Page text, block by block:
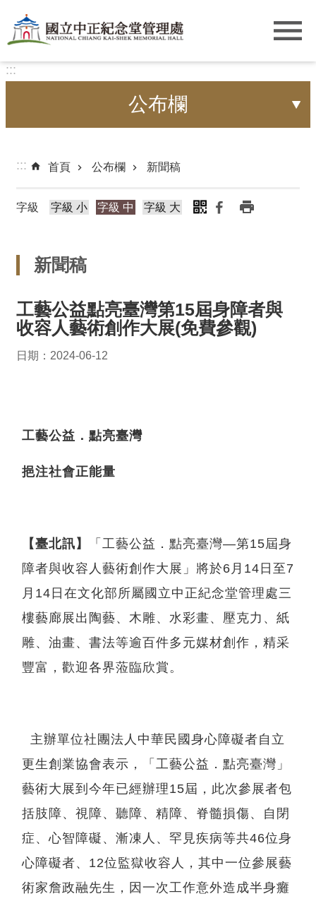
跳到主要內容區塊
:::
公布欄
::: 首頁 公布欄 新聞稿
字級 字級 小 字級 中 字級 大
新聞稿
工藝公益點亮臺灣第15屆身障者與
收容人藝術創作大展(免費參觀)
日期：2024-06-12
工藝公益．點亮臺灣
挹注社會正能量
【臺北訊】
「工藝公益．點亮臺灣—第15屆身
障者與收容人藝術創作大展」將於6月14日至7
月14日在文化部所屬國立中正紀念堂管理處三
樓藝廊展出陶藝、木雕、水彩畫、壓克力、紙
雕、油畫、書法等逾百件多元媒材創作，精采
豐富，歡迎各界蒞臨欣賞。
主辦單位社團法人中華民國身心障礙者自立
更生創業協會表示，「工藝公益．點亮臺灣」
藝術大展到今年已經辦理15屆，此次參展者包
括肢障、視障、聽障、精障、脊髓損傷、自閉
症、心智障礙、漸凍人、罕見疾病等共46位身
心障礙者、12位監獄收容人，其中一位參展藝
術家詹政融先生，因一次工作意外造成半身癱